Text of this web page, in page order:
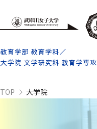
教育学部 教育学科／
大学院 文学研究科 教育学専攻
TOP 大学院